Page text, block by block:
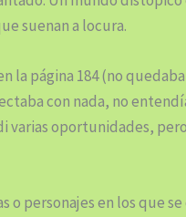
suenan a locura.
la página 184 (no
con nada, no
oportunidades,
personajes en los que